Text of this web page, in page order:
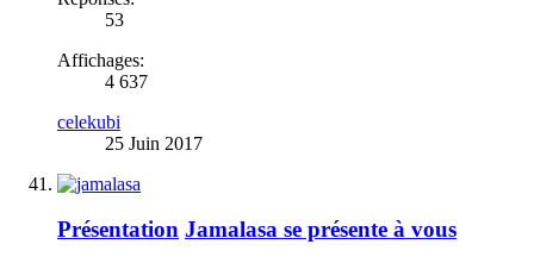
53
Affichages:
4 637
celekubi
25 Juin 2017
Présentation Jamalasa se présente à vous